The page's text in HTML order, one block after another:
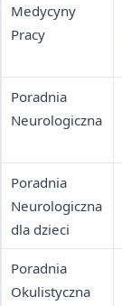
Medycyny
Pracy
Poradnia
Neurologiczna
Poradnia
Neurologiczna
dla dzieci
Poradnia
Okulistyczna